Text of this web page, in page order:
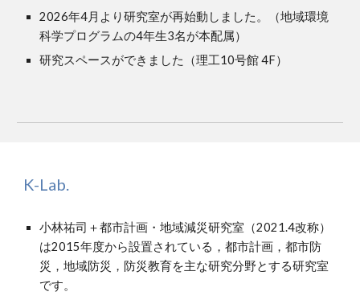
2026年4月より研究室が再始動しました。（地域環境
科学プログラムの4年生3名が本配属）
研究スペースができました（理工10号館 4F）
K-Lab.
小林祐司＋都市計画・地域減災研究室（2021.4改称）
は2015年度から設置されている，都市計画，都市防
災，地域防災，防災教育を主な研究分野とする研究室
です。